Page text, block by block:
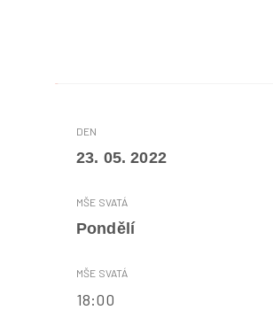
23. 05. 2022
Pondělí
18:00